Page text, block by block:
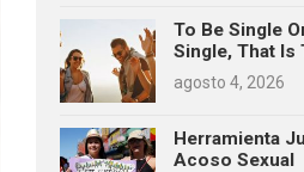
To Be Single
Single, That Is
agosto 4, 2026
Herramienta
Acoso Sexual